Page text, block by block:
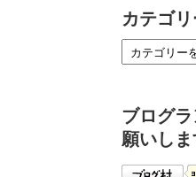
カテゴリ
ブログ
願いし